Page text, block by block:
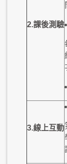
2.課後測驗
3.線上互動